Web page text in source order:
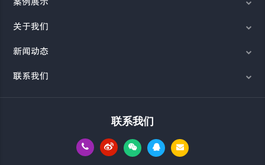
关于我们
新闻动态
联系我们
联系我们